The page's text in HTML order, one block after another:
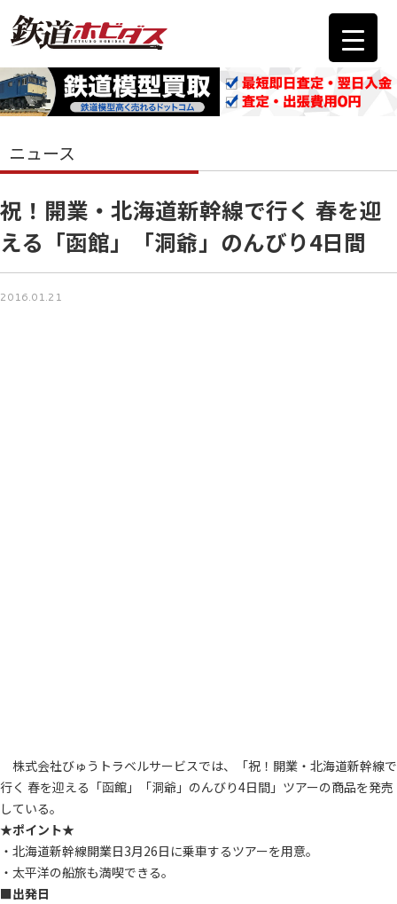
ニュース
祝！開業・北海道新幹線で行く 春を迎
える「函館」「洞爺」のんびり4日間
2016.01.21
株式会社びゅうトラベルサービスでは、「祝！開業・北海道新幹線で
行く 春を迎える「函館」「洞爺」のんびり4日間」ツアーの商品を発売
している。
★ポイント★
・北海道新幹線開業日3月26日に乗車するツアーを用意。
・太平洋の船旅も満喫できる。
■出発日